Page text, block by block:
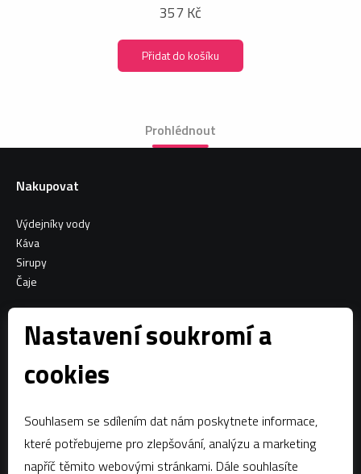
Nastavení soukromí a
cookies
Souhlasem se sdílením dat nám poskytnete informace,
které potřebujeme pro zlepšování, analýzu a marketing
napříč těmito webovými stránkami. Dále souhlasíte
357 Kč
Přidat do košíku
Prohlédnout
Nakupovat
Výdejníky vody
Káva
Sirupy
Čaje
Facebook
Kontaktujte nás